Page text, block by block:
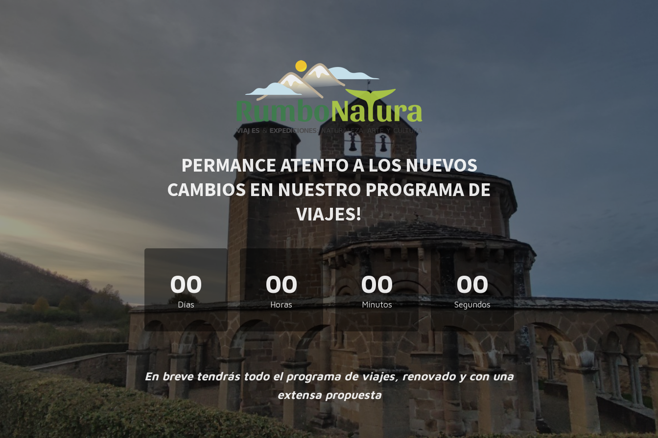
PERMANCE ATENTO A LOS NUEVOS
CAMBIOS EN NUESTRO PROGRAMA DE
VIAJES!
00
Días
00
Horas
00
Minutos
00
Segundos
En breve tendrás todo el programa de viajes, renovado y con una
extensa propuesta